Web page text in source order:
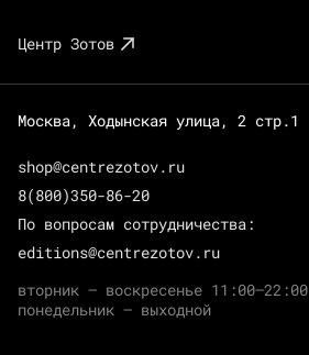
Центр Зотов
Москва, Ходынская улица, 2 стр.1
shop@centrezotov.ru
8(800)350-86-20
По вопросам сотрудничества:
editions@centrezotov.ru
вторник — воскресенье 11:00–22:00
понедельник — выходной